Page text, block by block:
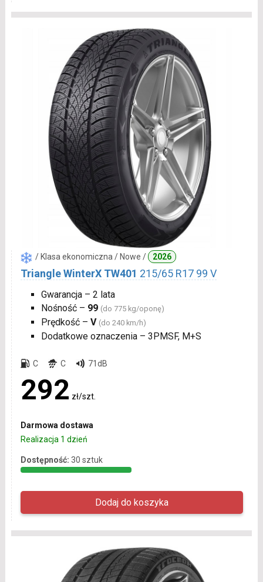
/ Klasa ekonomiczna / Nowe / 2026
Triangle WinterX TW401 215/65 R17 99 V
Gwarancja – 2 lata
Nośność – 99 (do 775 kg/oponę)
Prędkość – V (do 240 km/h)
Dodatkowe oznaczenia – 3PMSF, M+S
C C 71dB
292 zł/szt.
Darmowa dostawa
Realizacja 1 dzień
Dostępność: 30 sztuk